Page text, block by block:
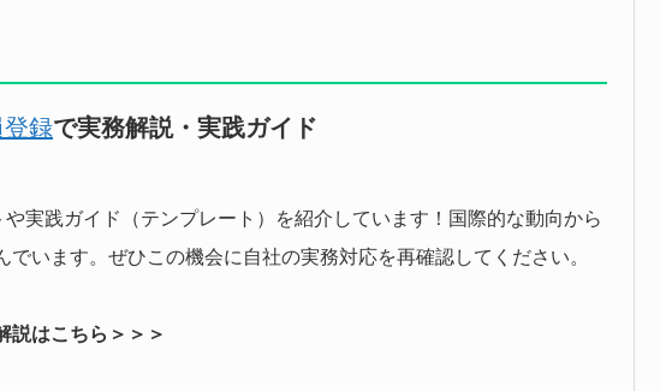
録で実務解説・実践ガイド
実践ガイド（テンプレート）を紹介しています！国際的な動向から
います。ぜひこの機会に自社の実務対応を再確認してください。
説はこちら＞＞＞